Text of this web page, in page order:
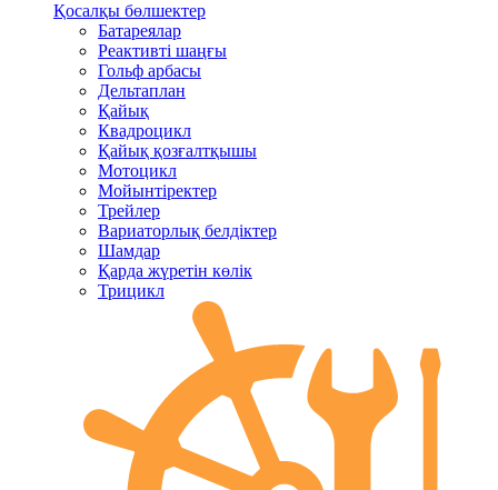
Қосалқы бөлшектер
Батареялар
Реактивті шаңғы
Гольф арбасы
Дельтаплан
Қайық
Квадроцикл
Қайық қозғалтқышы
Мотоцикл
Мойынтіректер
Трейлер
Вариаторлық белдіктер
Шамдар
Қарда жүретін көлік
Трицикл